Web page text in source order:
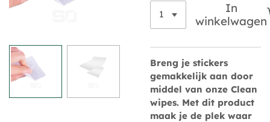
In
winkelwagen
Breng je stickers
gemakkelijk aan door
middel van onze Clean
wipes. Met dit product
maak je de plek waar